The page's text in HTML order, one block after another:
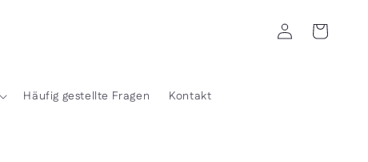
Häufig gestellte Fragen Kontakt
EinloggenWarenkorb